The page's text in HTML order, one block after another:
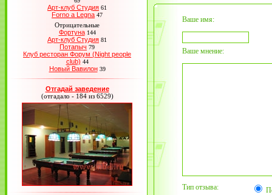
Арт-клуб Студия 61
Forno a Legna 47
Отрицательные
Фортуна 144
Арт-клуб Студия 81
Потапыч 79
Клуб ресторан Форум (Night people
club) 44
Новый Вавилон 39
Отгадай заведение
(отгадало - 184 из 6529)
Ваше имя:
Ваше мнение:
Тип отзыва: